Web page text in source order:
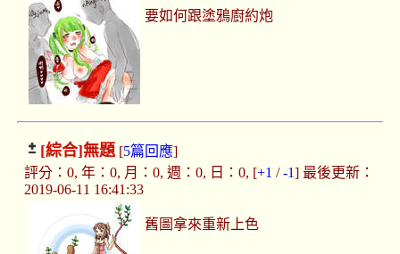
要如何跟塗鴉廚約炮
[綜合]無題[5篇回應]
評分：0, 年：0, 月：0, 週：0, 日：0, [+1 /-1] 最後更新：
2019-06-11 16:41:33
舊圖拿來重新上色